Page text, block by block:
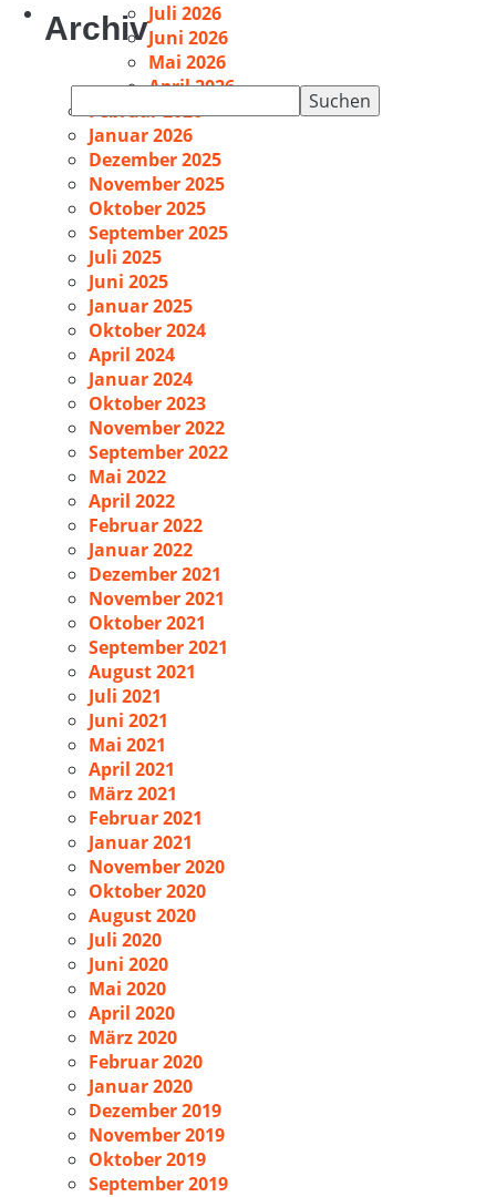
nach:
ArchivJuli 2026
Juni 2026
Mai 2026
April 2026
Februar 2026
Januar 2026
Dezember 2025
November 2025
Oktober 2025
September 2025
Juli 2025
Juni 2025
Januar 2025
Oktober 2024
April 2024
Januar 2024
Oktober 2023
November 2022
September 2022
Mai 2022
April 2022
Februar 2022
Januar 2022
Dezember 2021
November 2021
Oktober 2021
September 2021
August 2021
Juli 2021
Juni 2021
Mai 2021
April 2021
März 2021
Februar 2021
Januar 2021
November 2020
Oktober 2020
August 2020
Juli 2020
Juni 2020
Mai 2020
April 2020
März 2020
Februar 2020
Januar 2020
Dezember 2019
November 2019
Oktober 2019
September 2019